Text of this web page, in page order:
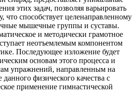
этих задач, позволяя варьировать
что способствует целенаправленному
мышечные группы и суставы.
и методически грамотное
неотъемлемым компонентом
Последующее изложение будет
основам этого процесса и
упражнений, направленным на
физического качества с
применение гимнастической